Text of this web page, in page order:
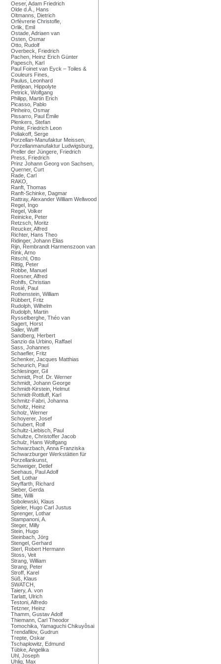
Oeser, Adam Friedrich
Olde d.Ä., Hans
Oltmanns, Dietrich
Orfèvrerie Christofle,
Orlik, Emil
Ostade, Adriaen van
Osten, Osmar
Otto, Rudolf
Overbeck, Friedrich
Pachen, Heinz Erich Günter
Papesch, Karl
Paul Foinet van Eyck – Toiles &
Couleurs Fines,
Paulus, Leonhard
Petitjean, Hippolyte
Petrick, Wolfgang
Philipp, Martin Erich
Picasso, Pablo
Pinheiro, Osmar
Pissarro, Paul Émile
Plenkers, Stefan
Pohle, Friedrich Leon
Poliakoff, Serge
Porzellan-Manufaktur Meissen,
Porzellanmanufaktur Ludwigsburg,
Preller der Jüngere, Friedrich
Press, Friedrich
Prinz Johann Georg von Sachsen,
Querner, Curt
Rade, Carl
RAKO,
Ranft, Thomas
Ranft-Schinke, Dagmar
Rattray, Alexander William Wellwood
Regel, Ingo
Regel, Volker
Reinicke, Peter
Retzsch, Moritz
Reucker, Alfred
Richter, Hans Theo
Ridinger, Johann Elias
Rijn, Rembrandt Harmenszoon van
Rink, Arno
Ritschl, Otto
Rittig, Peter
Robbe, Manuel
Roesner, Alfred
Rohlfs, Christian
Rosié, Paul
Rothenstein, William
Rübbert, Fritz
Rudolph, Wilhelm
Rudolph, Martin
Rysselberghe, Théo van
Sagert, Horst
Sailer, Wulff
Sandberg, Herbert
Sanzio da Urbino, Raffael
Sass, Johannes
Schaefler, Fritz
Schenker, Jacques Matthias
Scheurich, Paul
Schlesinger, Gil
Schmidt, Prof. Dr. Werner
Schmidt, Johann George
Schmidt-Kirstein, Helmut
Schmidt-Rottluff, Karl
Schmitz-Fabri, Johanna
Scholtz, Heinz
Scholz, Werner
Schoyerer, Josef
Schubert, Rolf
Schultz-Liebisch, Paul
Schultze, Christoffer Jacob
Schulz, Hans Wolfgang
Schwarzbach, Anna Franziska
Schwarzburger Werkstätten für
Porzellankunst,
Schweiger, Detlef
Seehaus, Paul Adolf
Sell, Lothar
Seyffarth, Richard
Sieber, Gerda
Sitte, Willi
Sobolewski, Klaus
Spieler, Hugo Carl Justus
Sprenger, Lothar
Stampanoni, A.
Steger, Milly
Stein, Hugo
Steinbach, Jörg
Stengel, Gerhard
Sterl, Robert Hermann
Stoss, Veit
Strang, William
Strang, Peter
Stroff, Karel
Süß, Klaus
SWATCH,
Taiery, A. von
Tarlatt, Ulrich
Testoni, Alfredo
Tetzner, Heinz
Thamm, Gustav Adolf
Thiemann, Carl Theodor
Tomochika, Yamaguchi Chikuyôsai
Trendafilov, Gudrun
Trepte, Oskar
Tschaplowitz, Edmund
Tübke, Angelika
Uhl, Joseph
Uhlig, Max